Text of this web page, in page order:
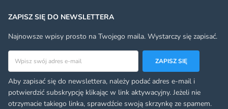
ZAPISZ SIĘ DO NEWSLETTERA
Najnowsze wpisy prosto na Twojego maila. Wystarczy się zapisać.
Adres email
ZAPISZ SIĘ
Aby zapisać się do newslettera, należy podać adres e-mail i
potwierdzić subskrypcję klikając w link aktywacyjny. Jeżeli nie
otrzymacie takiego linka, sprawdźcie swoją skrzynkę ze spamem.